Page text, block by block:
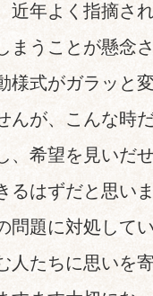
近年よく指摘さ
まうことが懸念
様式がガラッと
んが、こんな時
、希望を見いだ
るはずだと思い
問題に対処して
人たちに思いを